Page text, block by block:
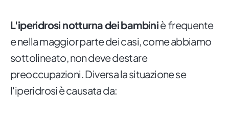
L'iperidrosi notturna dei bambiniè frequente
e nella maggior parte dei casi, come abbiamo
sottolineato, non deve destare
preoccupazioni. Diversa la situazione se
l'iperidrosi è causata da: